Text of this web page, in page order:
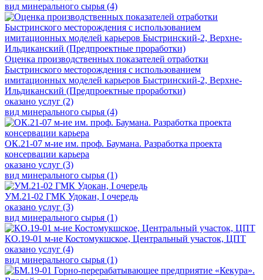
вид минерального сырья (4)
Оценка производственных показателей отработки
Быстринского месторождения с использованием
имитационных моделей карьеров Быстринский-2, Верхне-
Ильдиканский (Предпроектные проработки)
оказано услуг (2)
вид минерального сырья (4)
ОК.21-07 м-ие им. проф. Баумана. Разработка проекта
консервации карьера
оказано услуг (3)
вид минерального сырья (1)
УМ.21-02 ГМК Удокан, I очередь
оказано услуг (3)
вид минерального сырья (1)
КО.19-01 м-ие Костомукшское, Центральный участок, ЦПТ
оказано услуг (4)
вид минерального сырья (1)